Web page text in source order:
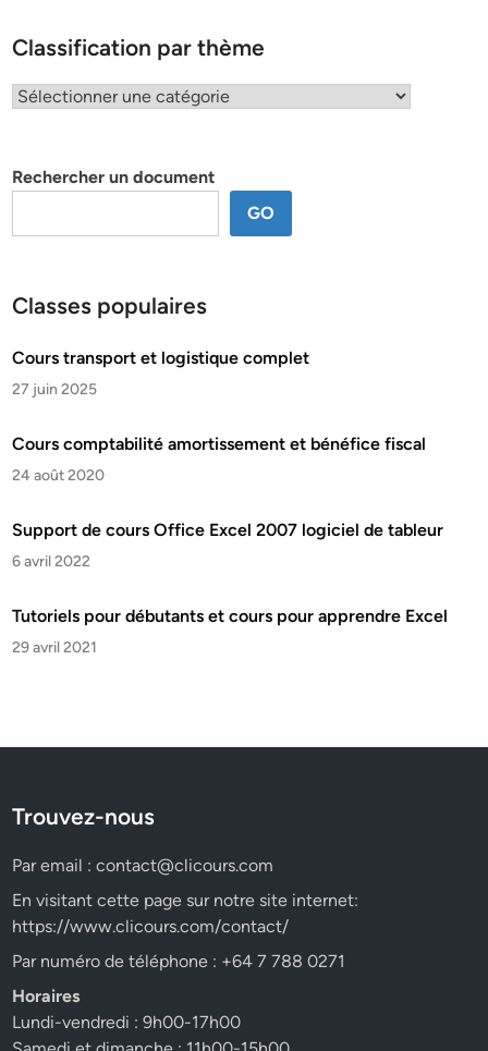
Classification par thème
Classification
Rechercher un document
GO
Classes populaires
Cours transport et logistique complet
27 juin 2025
Cours comptabilité amortissement et bénéfice fiscal
24 août 2020
Support de cours Office Excel 2007 logiciel de tableur
6 avril 2022
Tutoriels pour débutants et cours pour apprendre Excel
29 avril 2021
Trouvez-nous
Par email :contact@clicours.com
En visitant cette page sur notre site internet:
https://www.clicours.com/contact/
Par numéro de téléphone : +64 7 788 0271
Horaires
Lundi-vendredi : 9h00-17h00